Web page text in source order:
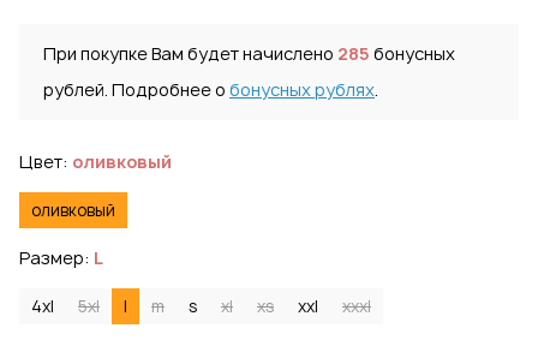
При покупке Вам будет начислено 285 бонусных
рублей. Подробнее о бонусных рублях.
Цвет: оливковый
оливковый
Размер: L
4xl 5xl l m s xl xs xxl xxxl